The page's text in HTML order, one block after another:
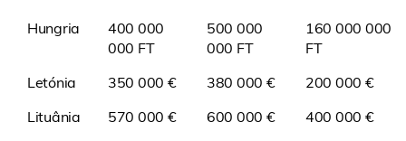
Hungria
400 000
000 FT
500 000
000 FT
160 000 000
FT
Letónia
350 000 € 380 000 €
200 000 €
Lituânia
570 000 € 600 000 € 400 000 €